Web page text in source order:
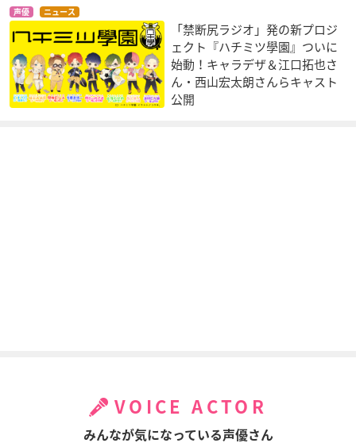
声優 ニュース
「禁断尻ラジオ」発の新プロジ
ェクト『ハチミツ學園』ついに
始動！キャラデザ＆江口拓也さ
ん・西山宏太朗さんらキャスト
公開
VOICE ACTOR
みんなが気になっている声優さん